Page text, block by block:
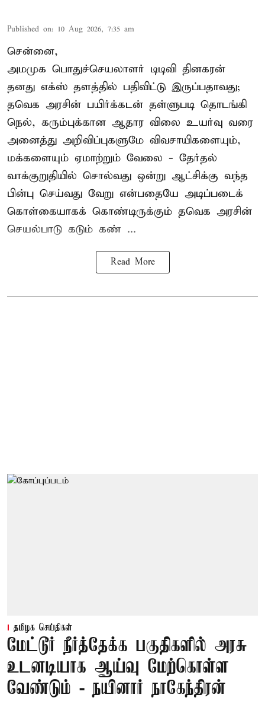
Published on: 10 Aug 2026, 7:35 am
சென்னை,
அமமுக பொதுச்செயலாளர் டிடிவி தினகரன்
தனது எக்ஸ் தளத்தில் பதிவிட்டு இருப்பதாவது;
தவெக அரசின் பயிர்க்கடன் தள்ளுபடி தொடங்கி
நெல், கரும்புக்கான ஆதார விலை உயர்வு வரை
அனைத்து அறிவிப்புகளுமே விவசாயிகளையும்,
மக்களையும் ஏமாற்றும் வேலை - தேர்தல்
வாக்குறுதியில் சொல்வது ஒன்று ஆட்சிக்கு வந்த
பின்பு செய்வது வேறு என்பதையே அடிப்படைக்
கொள்கையாகக் கொண்டிருக்கும் தவெக அரசின்
செயல்பாடு கடும் கண் ...
Read More
தமிழக செய்திகள்
மேட்டூர் நீர்த்தேக்க பகுதிகளில் அரசு
உடனடியாக ஆய்வு மேற்கொள்ள
வேண்டும் - நயினார் நாகேந்திரன்